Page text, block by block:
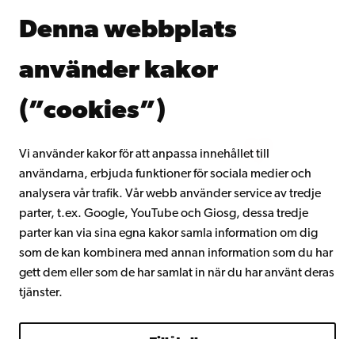
Denna webbplats
använder kakor
(”cookies”)
Vi använder kakor för att anpassa innehållet till
användarna, erbjuda funktioner för sociala medier och
analysera vår trafik. Vår webb använder service av tredje
parter, t.ex. Google, YouTube och Giosg, dessa tredje
parter kan via sina egna kakor samla information om dig
som de kan kombinera med annan information som du har
gett dem eller som de har samlat in när du har använt deras
tjänster.
Kontinuerligt lärande
Gå med i Åbo Akademis alumnnätverk
Intranätet
Facebook InstagramYouTube LinkedIn Blog Snapchat